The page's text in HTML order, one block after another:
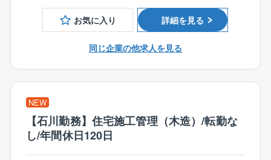
■100種類以上の間取りや外観から選べる企画住宅シリ
る正直な会社です。
また、フル装備の住宅や高気密・高断熱・オール電化
［3］アウトラインが決まれば施工管理や現場監督、設
計担当者へ引継ぎ
■建材のサンプル手配などを行います。
＜インテリアコーディネーター職のポイント！＞
住宅づくりにおいて、最も近い位置でお客様を支え、
二人三脚で理想の家づくりを行うインテリアコーディ
ネーター。
1人あたり10件程の案件を並行しながら進め、毎月8件
を現場監督へ引き渡すことを目標にお客様と打ち合わ
せを行います。
■インテリアコーディネーター、カラーコーディネータ
ー、色彩検定の有資格者
お気に入り 詳細を見る
同じ企業の他求人を見る
NEW
【石川勤務】住宅施工管理（木造）/転勤な
し/年間休日120日